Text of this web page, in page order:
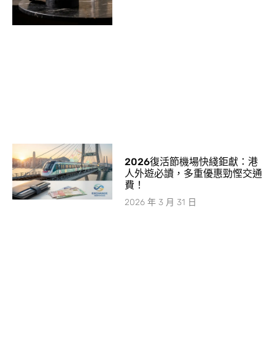
2026復活節機場快綫鉅獻：港
人外遊必讀，多重優惠勁慳交通
費！
2026 年 3 月 31 日